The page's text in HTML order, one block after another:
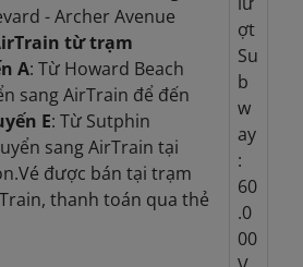
- Archer Avenue
từ trạm
A: Từ Howard Beach
sang AirTrain để đến
E: Từ Sutphin
sang AirTrain tại
Vé được bán tại trạm
thanh toán qua thẻ
ợt
Su
b
w
ay
:
60
.0
00